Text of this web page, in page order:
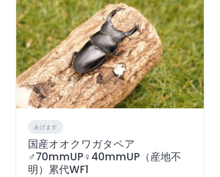
あげます
国産オオクワガタペア
♂70mmUP♀40mmUP（産地不
明）累代WF1